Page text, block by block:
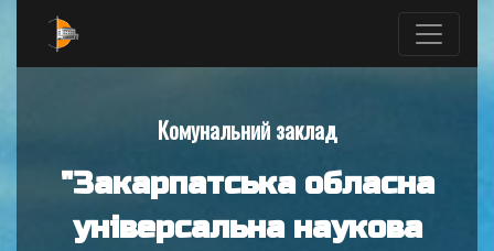
Комунальний заклад
"Закарпатська обласна
універсальна наукова